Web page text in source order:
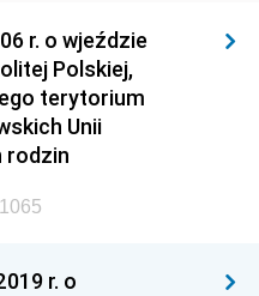
r. o wjeździe
Polskiej,
terytorium
Unii
rodzin
r. o